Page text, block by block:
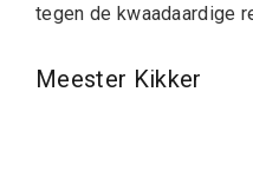
tegen de kwaadaardige
Meester Kikker